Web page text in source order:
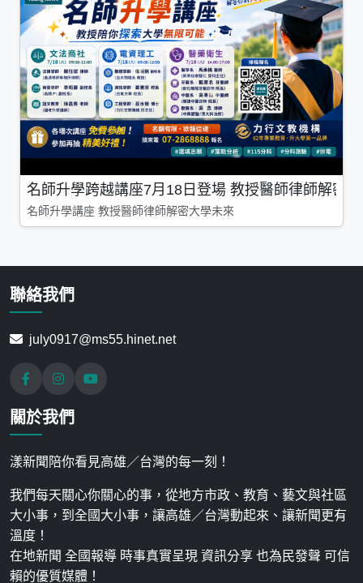
名師升學跨越講座7月18日登場 教授醫師律師解密
名師升學講座 教授醫師律師解密大學未來
聯絡我們
july0917@ms55.hinet.net
關於我們
漾新聞陪你看見高雄／台灣的每一刻！
我們每天關心你關心的事，從地方市政、教育、藝文與社區
大小事，到全國大小事，讓高雄／台灣動起來、讓新聞更有
溫度！
在地新聞 全國報導 時事真實呈現 資訊分享 也為民發聲 可信
賴的優質媒體！